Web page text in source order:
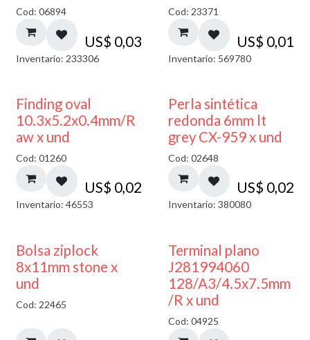
Cod: 06894
US$ 0,03
Inventario: 233306
Cod: 23371
US$ 0,01
Inventario: 569780
Finding oval
10.3x5.2x0.4mm/R
aw x und
Cod: 01260
US$ 0,02
Inventario: 46553
Perla sintética
redonda 6mm lt
grey CX-959 x und
Cod: 02648
US$ 0,02
Inventario: 380080
¡NUEVO!
Bolsa ziplock
8x11mm stone x
und
Cod: 22465
Terminal plano
J281994060
128/A3/4.5x7.5mm
/R x und
Cod: 04925